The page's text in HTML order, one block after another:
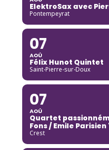
ElektroSax avec
Pontempeyrat
07
AOÛ
Félix Hunot Quintet
Saint-Pierre-sur-Doux
07
AOÛ
Quartet
Fons / Emile
Crest